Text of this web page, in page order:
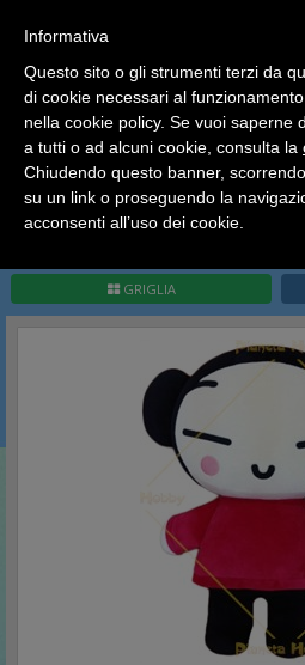
HOME Peluches Pucca
Pucca
GRIGLIA
Ciao a tutti, il negozio sarà chiuso
compreso.
Tutti gli ordini effettuati dopo le
spediti a partire dal giorno 25/08.
Buone vacanze a tutti dallo staff
Informativa
Questo sito o gli strumenti terzi da
di cookie necessari al
nella cookie policy. Se vuoi saperne
a tutti o ad alcuni cookie, consulta la
Chiudendo questo banner,
su un link o proseguendo la
acconsenti all’uso dei cookie.